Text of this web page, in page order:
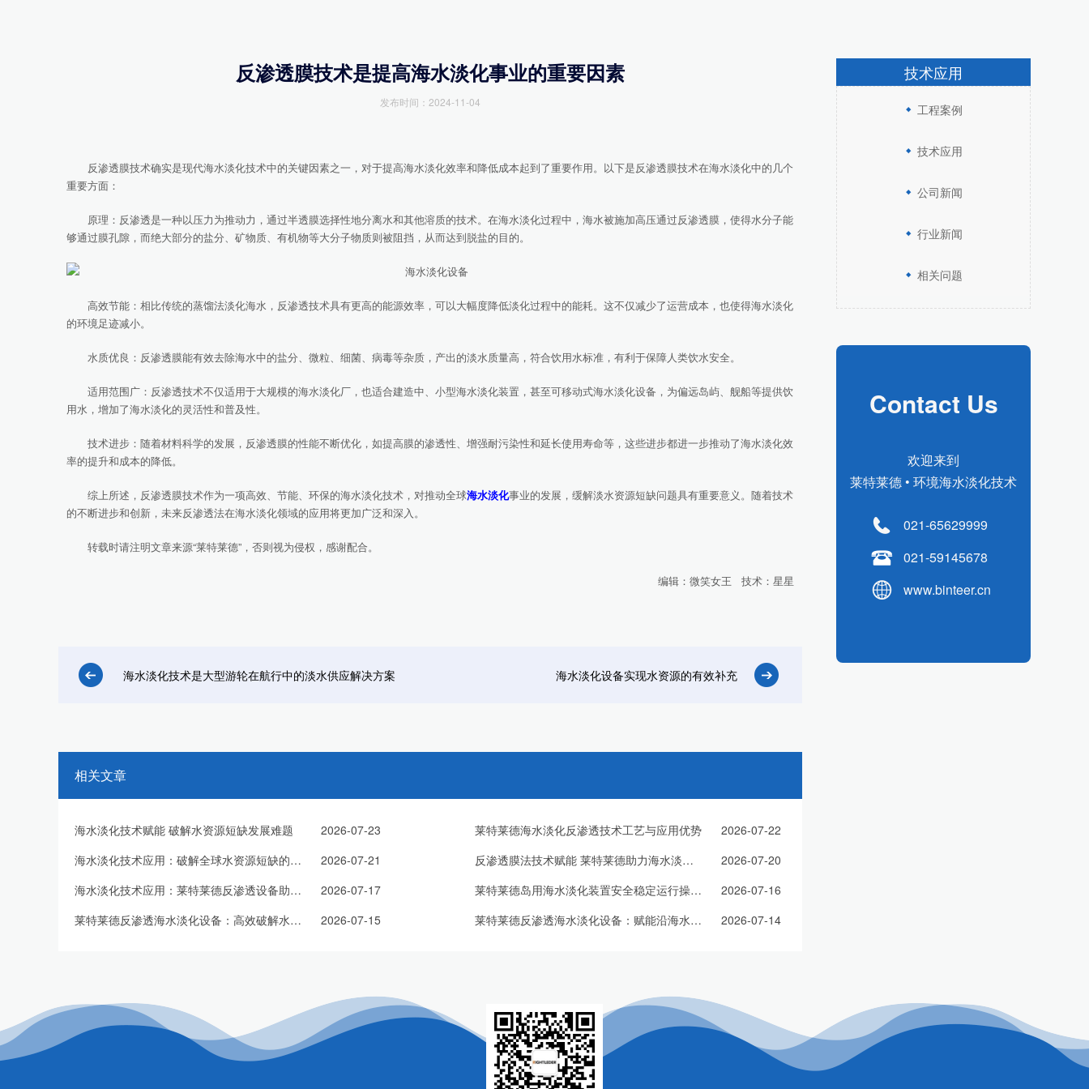
反渗透膜技术是提高海水淡化事业的重要因素
发布时间：2024-11-04
反渗透膜技术确实是现代海水淡化技术中的关键因素之一，对于提高海水淡化效率和降低成本起到了重要作用。以下是反渗透膜技术在海水淡化中的几个
重要方面：
原理：反渗透是一种以压力为推动力，通过半透膜选择性地分离水和其他溶质的技术。在海水淡化过程中，海水被施加高压通过反渗透膜，使得水分子能
够通过膜孔隙，而绝大部分的盐分、矿物质、有机物等大分子物质则被阻挡，从而达到脱盐的目的。
高效节能：相比传统的蒸馏法淡化海水，反渗透技术具有更高的能源效率，可以大幅度降低淡化过程中的能耗。这不仅减少了运营成本，也使得海水淡化
的环境足迹减小。
水质优良：反渗透膜能有效去除海水中的盐分、微粒、细菌、病毒等杂质，产出的淡水质量高，符合饮用水标准，有利于保障人类饮水安全。
适用范围广：反渗透技术不仅适用于大规模的海水淡化厂，也适合建造中、小型海水淡化装置，甚至可移动式海水淡化设备，为偏远岛屿、舰船等提供饮
用水，增加了海水淡化的灵活性和普及性。
技术进步：随着材料科学的发展，反渗透膜的性能不断优化，如提高膜的渗透性、增强耐污染性和延长使用寿命等，这些进步都进一步推动了海水淡化效
率的提升和成本的降低。
综上所述，反渗透膜技术作为一项高效、节能、环保的海水淡化技术，对推动全球海水淡化事业的发展，缓解淡水资源短缺问题具有重要意义。随着技术
的不断进步和创新，未来反渗透法在海水淡化领域的应用将更加广泛和深入。
转载时请注明文章来源“莱特莱德”，否则视为侵权，感谢配合。
编辑：微笑女王 技术：星星
海水淡化技术是大型游轮在航行中的淡水供应解决方案 海水淡化设备实现水资源的有效补充
相关文章
海水淡化技术赋能 破解水资源短缺发展难题 2026-07-23 莱特莱德海水淡化反渗透技术工艺与应用优势
2026-07-22
海水淡化技术应用：破解全球水资源短缺的有效方案
2026-07-21 反渗透膜法技术赋能 莱特莱德助力海水淡化产业高质量发展
2026-07-20
海水淡化技术应用：莱特莱德反渗透设备助力淡水资源扩容
2026-07-17 莱特莱德岛用海水淡化装置安全稳定运行操作规范
2026-07-16
莱特莱德反渗透海水淡化设备：高效破解水资源短缺难题
2026-07-15 莱特莱德反渗透海水淡化设备：赋能沿海水资源高效利用 2026-07-14
技术应用
工程案例
技术应用
公司新闻
行业新闻
相关问题
Contact Us
欢迎来到
莱特莱德 • 环境海水淡化技术
021-65629999
021-59145678
www.binteer.cn